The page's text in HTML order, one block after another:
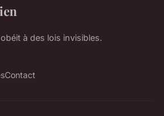
à des lois invisibles.
Contact